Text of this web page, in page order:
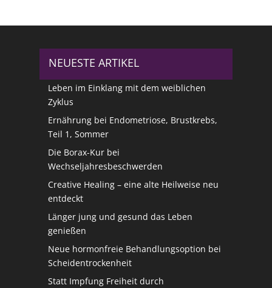
NEUESTE ARTIKEL
Leben im Einklang mit dem weiblichen
Zyklus
Ernährung bei Endometriose, Brustkrebs,
Teil 1, Sommer
Die Borax-Kur bei
Wechseljahresbeschwerden
Creative Healing – eine alte Heilweise neu
entdeckt
Länger jung und gesund das Leben
genießen
Neue hormonfreie Behandlungsoption bei
Scheidentrockenheit
Statt Impfung Freiheit durch